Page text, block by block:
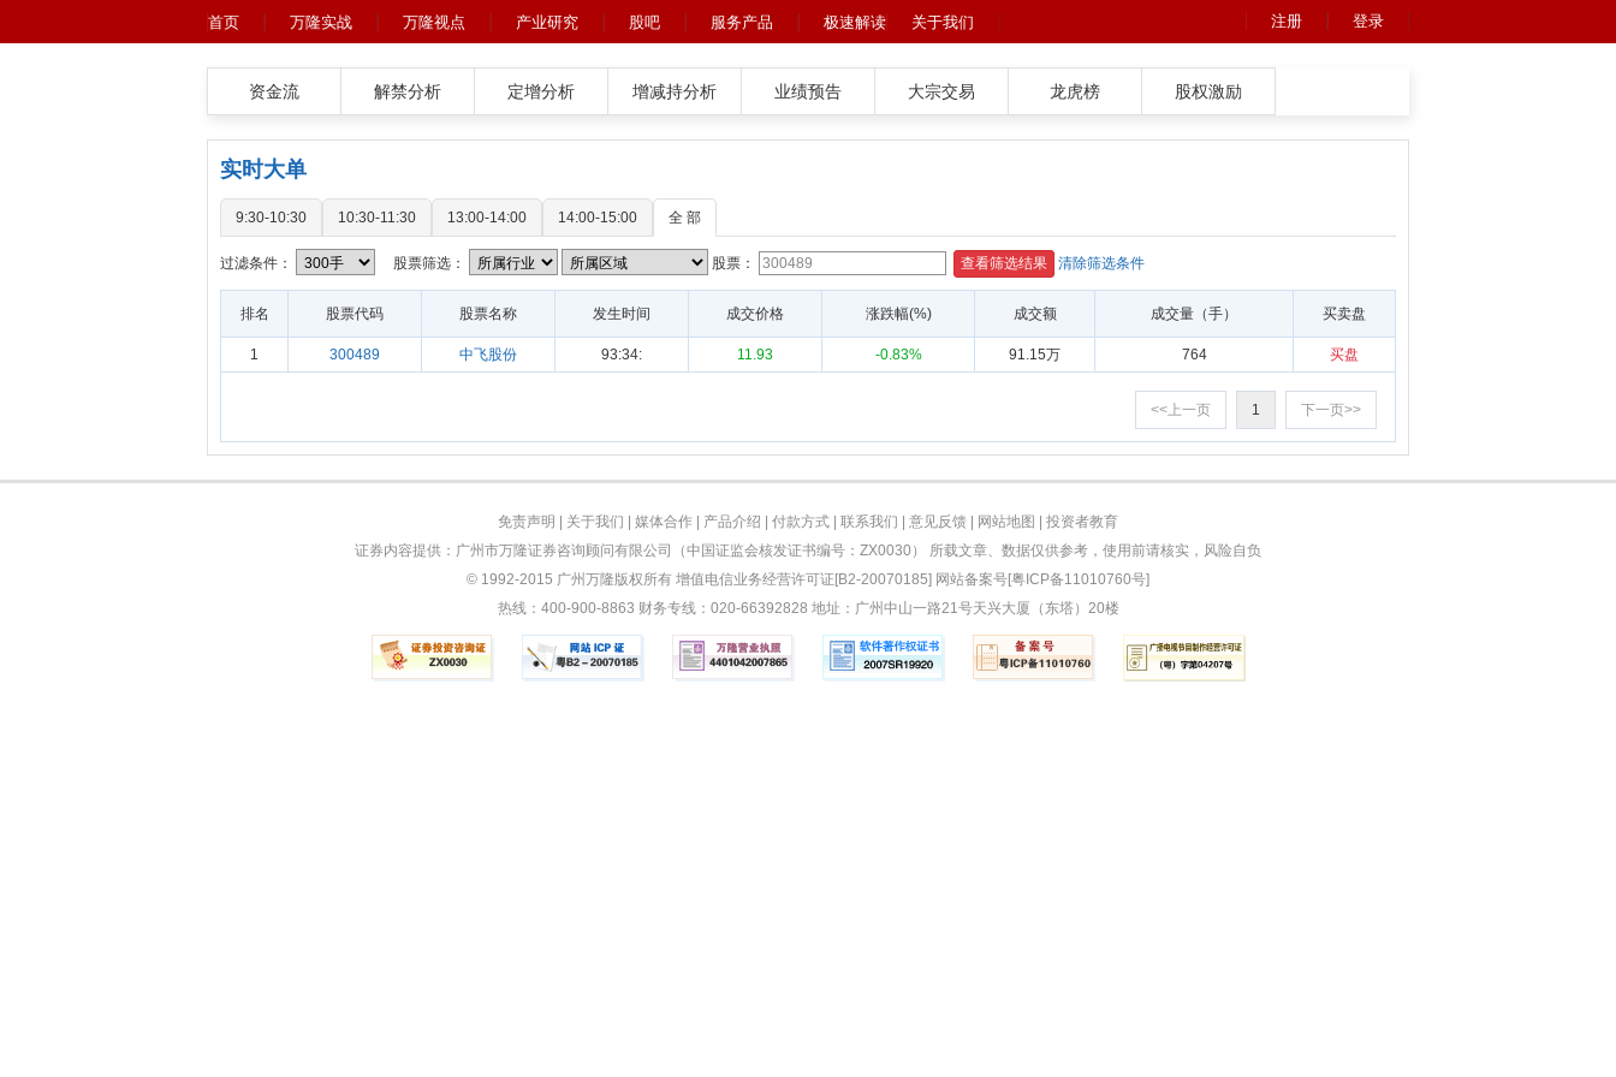
注册 登录
首页 万隆实战 万隆视点 产业研究 股吧 服务产品 极速解读 关于我们
资金流 解禁分析 定增分析 增减持分析 业绩预告 大宗交易 龙虎榜 股权激励
实时大单
9:30-10:30 10:30-11:30 13:00-14:00 14:00-15:00 全 部
过滤条件： 股票筛选： 股票： 清除筛选条件
排名 股票代码 股票名称 发生时间 成交价格 涨跌幅(%) 成交额 成交量（手） 买卖盘
1 300489 中飞股份 93:34: 11.93 -0.83% 91.15万 764 买盘
<<上一页 1 下一页>>
免责声明 关于我们 媒体合作 产品介绍 付款方式 联系我们 意见反馈 网站地图
投资者教育
证券内容提供：广州市万隆证券咨询顾问有限公司（中国证监会核发证书编号：ZX0030） 所载文章、数据仅供参考，使用前请核实，风险自负
© 1992-2015 广州万隆版权所有 增值电信业务经营许可证[B2-20070185] 网站备案号[粤ICP备11010760号]
热线：400-900-8863 财务专线：020-66392828 地址：广州中山一路21号天兴大厦（东塔）20楼